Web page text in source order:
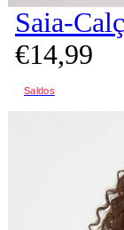
Saia-
€14,99
Saldos